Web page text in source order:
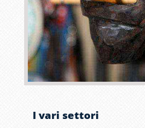
I vari settori